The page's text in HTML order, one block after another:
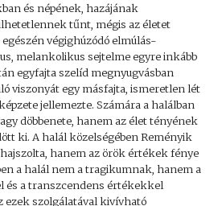
és népének, hazájának
tűnt, mégis az életet
végighúzódó elmúlás-
melankolikus sejtelme egyre inkább
egyfajta szelíd megnyugvásban
viszonyát egy másfajta, ismeretlen lét
jellemezte. Számára a halálban
döbbenete, hanem az élet tényének
ki. A halál közelségében Reményik
hanem az örök értékek fénye
a halál nem a tragikumnak, hanem a
és a transzcendens értékekkel
ezek szolgálatával kivívható